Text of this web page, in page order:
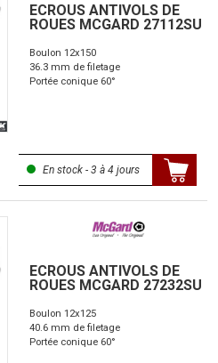
ECROUS ANTIVOLS DE
ROUES MCGARD 27112SU
Boulon 12x150
36.3 mm de filetage
Portée conique 60°
En stock - 3 à 4 jours
ECROUS ANTIVOLS DE
ROUES MCGARD 27232SU
Boulon 12x125
40.6 mm de filetage
Portée conique 60°